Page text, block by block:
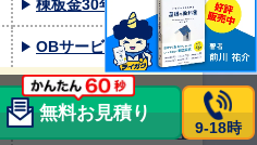
棟板金30年保証
OBサービス一覧
金属サイディング単価表
無料お見積り
9-18時